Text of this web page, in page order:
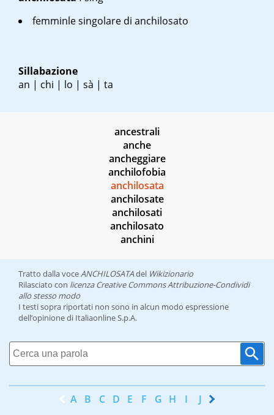
femminle singolare di anchilosato
Sillabazione
an | chi | lo | sà | ta
ancestrali
anche
ancheggiare
anchilofobia
anchilosata
anchilosate
anchilosati
anchilosato
anchini
Tratto dalla voceANCHILOSATAdel Wikizionario
Rilasciato con licenza Creative Commons Attribuzione-Condividi
allo stesso modo
I testi sopra riportati non sono in alcun modo espressione
dell’opinione di Italiaonline S.p.A.
A B C D E F G H I J K